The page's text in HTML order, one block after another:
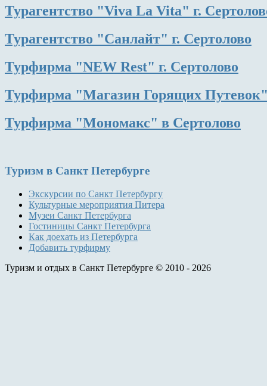
Турагентство "Viva La Vita" г.
Турагентство "Санлайт" г. Сертолово
Турфирма "NEW Rest" г. Сертолово
Турфирма "Магазин Горящих Путевок"
Турфирма "Мономакс" в Сертолово
Туризм в Санкт Петербурге
Экскурсии по Санкт Петербургу
Культурные мероприятия Питера
Музеи Санкт Петербурга
Гостиницы Санкт Петербурга
Как доехать из Петербурга
Добавить турфирму
Туризм и отдых в Санкт Петербурге © 2010 - 2026